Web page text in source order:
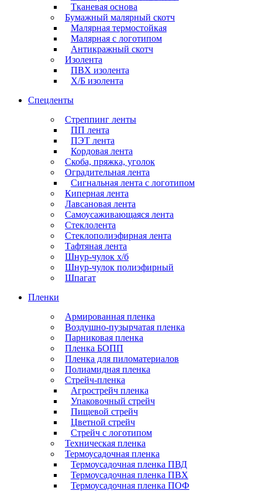
Тканевая основа
Бумажный малярный скотч
Малярная термостойкая
Малярная с логотипом
Антикражный скотч
Изолента
ПВХ изолента
Х/Б изолента
Спецленты
Стреппинг ленты
ПП лента
ПЭТ лента
Кордовая лента
Скоба, пряжка, уголок
Оградительная лента
Сигнальная лента с логотипом
Киперная лента
Лавсановая лента
Самоусаживающаяся лента
Стеклолента
Стеклополиэфирная лента
Тафтяная лента
Шнур-чулок х/б
Шнур-чулок полиэфирный
Шпагат
Пленки
Армированная пленка
Воздушно-пузырчатая пленка
Парниковая пленка
Пленка БОПП
Пленка для пиломатериалов
Полиамидная пленка
Стрейч-пленка
Агрострейч пленка
Упаковочный стрейч
Пищевой стрейч
Цветной стрейч
Стрейч с логотипом
Техническая пленка
Термоусадочная пленка
Термоусадочная пленка ПВД
Термоусадочная пленка ПВХ
Термоусадочная пленка ПОФ